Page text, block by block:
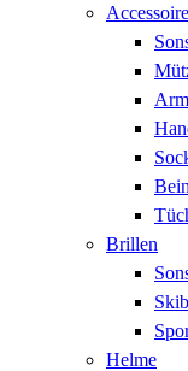
Brillen
Helme